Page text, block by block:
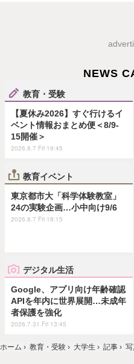
NEWS
教育・受験
【夏休み2026】すぐ行けるイ
ベント情報おまとめ便＜8/9-
15開催＞
2026.8.7 Fri 19:45
教育イベント
東京都市大「科学体験教室」
24の実験企画…小中向け9/6
2026.8.7 Fri 18:15
デジタル生活
Google、アプリ向け年齢確認
APIを年内に世界展開…未成年
者保護を強化
2026.7.31 Fri 13:45
ホーム › 教育・受験 › 大学生 › 記事 ›